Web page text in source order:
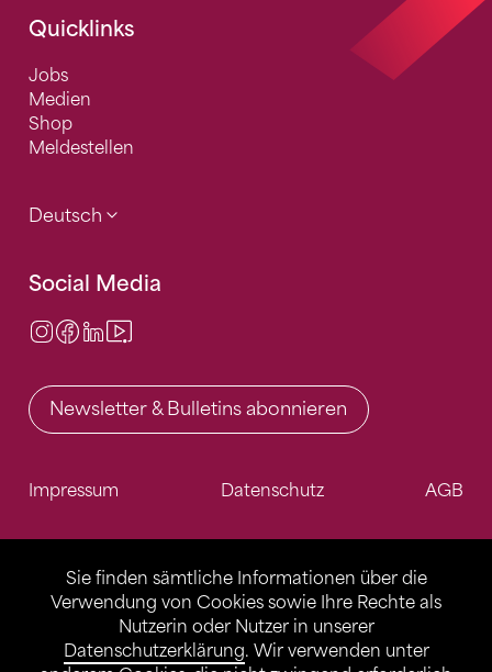
Sie finden sämtliche Informationen über die
Verwendung von Cookies sowie Ihre Rechte als
Nutzerin oder Nutzer in unserer
Datenschutzerklärung. Wir verwenden unter
Quicklinks
Jobs
Medien
Shop
Meldestellen
Deutsch
Social Media
Instagram
Facebook
LinkedIn
Newsletter & Bulletins abonnieren
Impressum Datenschutz AGB